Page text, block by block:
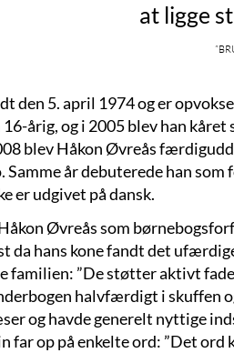
at ligge
den 5. april 1974 og er
årig, og i 2005 blev han
blev Håkon Øvreås
år debuterede han
er udgivet på dansk.
Øvreås som
da hans kone fandt det
familien: ”De støtter aktivt
halvfærdigt i skuffen
og havde generelt nyttige
far op på enkelte ord: ”Det ord